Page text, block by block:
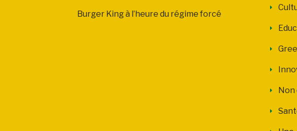
Burger King à l’heure du régime forcé
Non